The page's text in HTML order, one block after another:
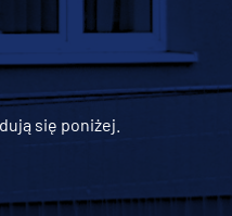
się poniżej.